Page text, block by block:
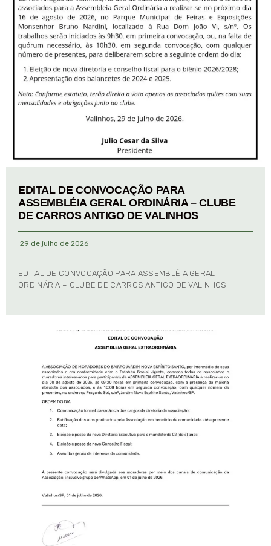
EDITAL DE CONVOCAÇÃO PARA
ASSEMBLÉIA GERAL ORDINÁRIA – CLUBE
DE CARROS ANTIGO DE VALINHOS
29 de julho de 2026
EDITAL DE CONVOCAÇÃO PARA ASSEMBLÉIA GERAL
ORDINÁRIA – CLUBE DE CARROS ANTIGO DE VALINHOS